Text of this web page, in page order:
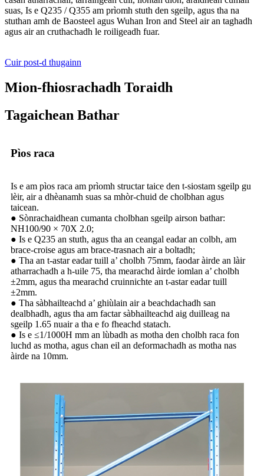
suas, Is e Q235 / Q355 am prìomh stuth den sgeilp, agus tha na
stuthan amh de Baosteel agus Wuhan Iron and Steel air an taghadh
agus air an cruthachadh le roiligeadh fuar.
Cuir post-d thugainn
Mion-fhiosrachadh Toraidh
Tagaichean Bathar
Pìos raca
Is e am pìos raca am prìomh structar taice den t-siostam sgeilp gu
lèir, air a dhèanamh suas sa mhòr-chuid de cholbhan agus
taicean.
● Sònrachaidhean cumanta cholbhan sgeilp airson bathar:
NH100/90 × 70X 2.0;
● Is e Q235 an stuth, agus tha an ceangal eadar an colbh, am
brace-croise agus am brace-trasnach air a boltadh;
● Tha an t-astar eadar tuill a’ cholbh 75mm, faodar àirde an làir
atharrachadh a h-uile 75, tha mearachd àirde iomlan a’ cholbh
±2mm, agus tha mearachd cruinnichte an t-astar eadar tuill
±2mm.
● Tha sàbhailteachd a’ ghiùlain air a beachdachadh san
dealbhadh, agus tha am factar sàbhailteachd aig duilleag na
sgeilp 1.65 nuair a tha e fo fheachd statach.
● Is e ≤1/1000H mm an lùbadh as motha den cholbh raca fon
luchd as motha, agus chan eil an deformachadh as motha nas
àirde na 10mm.